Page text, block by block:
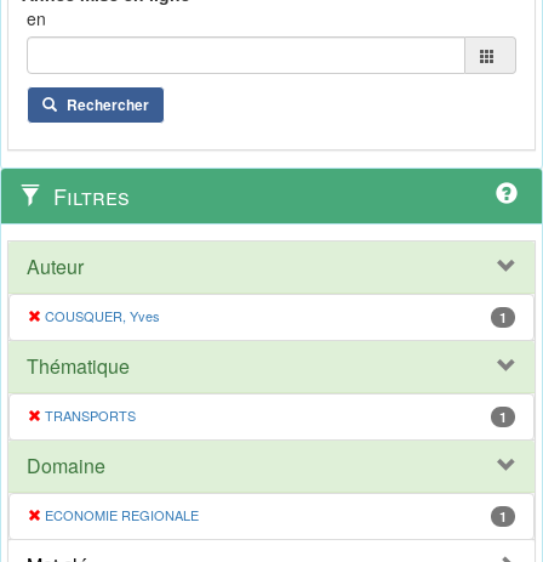
en
Rechercher
Filtres
Auteur
COUSQUER, Yves 1
Thématique
TRANSPORTS 1
Domaine
ECONOMIE REGIONALE 1